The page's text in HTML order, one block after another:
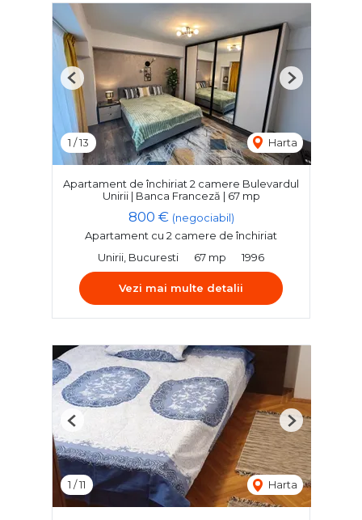
1 /13 Harta
Previous Next
Apartament de închiriat 2 camere Bulevardul
Unirii | Banca Franceză | 67 mp
800 € (negociabil)
Apartament cu 2 camere de închiriat
Unirii, Bucuresti
67 mp 1996
Vezi mai multe detalii
1 /11 Harta
Previous Next